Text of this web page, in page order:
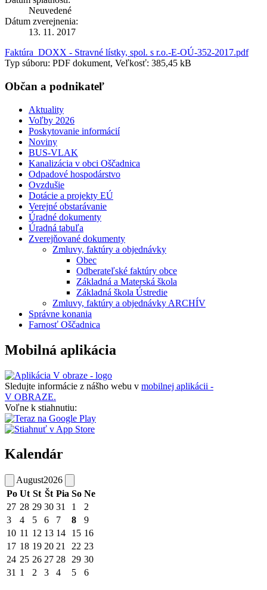
Neuvedené
Dátum zverejnenia:
13. 11. 2017
Faktúra_DOXX - Stravné lístky, spol. s r.o.-E-OÚ-352-2017.pdf
Typ súboru: PDF dokument, Veľkosť: 385,45 kB
Občan a podnikateľ
Aktuality
Voľby 2026
Poskytovanie informácií
Noviny
BUS-VLAK
Kanalizácia v obci Oščadnica
Odpadové hospodárstvo
Ovzdušie
Dotácie a projekty EÚ
Verejné obstarávanie
Úradné dokumenty
Úradná tabuľa
Zverejňované dokumenty
Zmluvy, faktúry a objednávky
Obec
Odberateľské faktúry obce
Základná a Materská škola
Základná škola Ústredie
Zmluvy, faktúry a objednávky ARCHÍV
Správne konania
Farnosť Oščadnica
Mobilná aplikácia
Sledujte informácie z nášho webu v mobilnej aplikácii -
V OBRAZE.
Voľne k stiahnutiu:
Kalendár
August2026
Po Ut St Št Pia So Ne
27 28 29 30 31 1
2
3
4 5 6 7 8
9
10 11 12 13 14 15 16
17 18 19 20 21 22 23
24 25 26 27 28 29 30
31 1 2 3 4 5 6